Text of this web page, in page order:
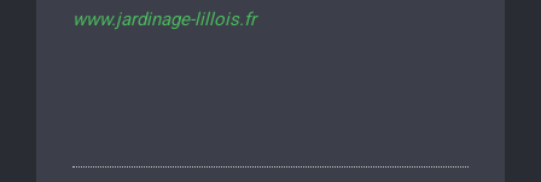
www.jardinage-lillois.fr